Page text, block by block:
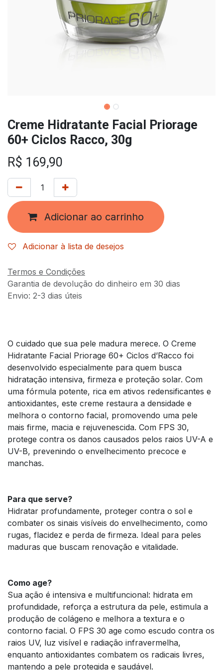
Creme Hidratante Facial Priorage
60+ Ciclos Racco, 30g
R$ 169,90
Adicionar ao carrinho
Adicionar à lista de desejos
Termos e Condições
Garantia de devolução do dinheiro em 30 dias
Envio: 2-3 dias úteis
O cuidado que sua pele madura merece. O Creme
Hidratante Facial Priorage 60+ Ciclos d’Racco foi
desenvolvido especialmente para quem busca
hidratação intensiva, firmeza e proteção solar. Com
uma fórmula potente, rica em ativos redensificantes e
antioxidantes, este creme restaura a densidade e
melhora o contorno facial, promovendo uma pele
mais firme, macia e rejuvenescida. Com FPS 30,
protege contra os danos causados pelos raios UV-A e
UV-B, prevenindo o envelhecimento precoce e
manchas.
Para que serve?
Hidratar profundamente, proteger contra o sol e
combater os sinais visíveis do envelhecimento, como
rugas, flacidez e perda de firmeza. Ideal para peles
maduras que buscam renovação e vitalidade.
Como age?
Sua ação é intensiva e multifuncional: hidrata em
profundidade, reforça a estrutura da pele, estimula a
produção de colágeno e melhora a textura e o
contorno facial. O FPS 30 age como escudo contra os
raios UV, luz visível e radiação infravermelha,
enquanto antioxidantes combatem os radicais livres,
mantendo a pele protegida e saudável.